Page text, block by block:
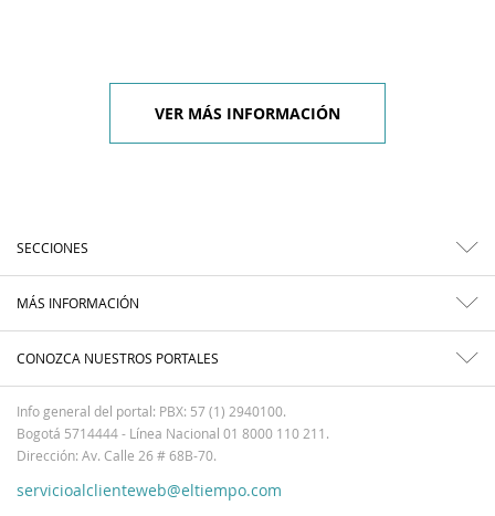
VER MÁS INFORMACIÓN
SECCIONES
MÁS INFORMACIÓN
CONOZCA NUESTROS PORTALES
Info general del portal: PBX: 57 (1) 2940100.
Bogotá 5714444 - Línea Nacional 01 8000 110 211.
Dirección: Av. Calle 26 # 68B-70.
servicioalclienteweb@eltiempo.com